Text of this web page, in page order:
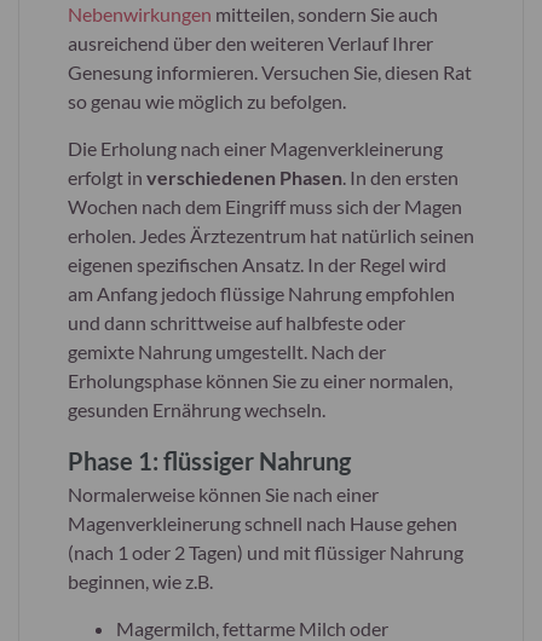
Nebenwirkungen mitteilen, sondern Sie auch
ausreichend über den weiteren Verlauf Ihrer
Genesung informieren. Versuchen Sie, diesen Rat
so genau wie möglich zu befolgen.
Die Erholung nach einer Magenverkleinerung
erfolgt in verschiedenen Phasen . In den ersten
Wochen nach dem Eingriff muss sich der Magen
erholen. Jedes Ärztezentrum hat natürlich seinen
eigenen spezifischen Ansatz. In der Regel wird
am Anfang jedoch flüssige Nahrung empfohlen
und dann schrittweise auf halbfeste oder
gemixte Nahrung umgestellt. Nach der
Erholungsphase können Sie zu einer normalen,
gesunden Ernährung wechseln.
Phase 1 : flüssiger Nahrung
Normalerweise können Sie nach einer
Magenverkleinerung schnell nach Hause gehen
(nach 1 oder 2 Tagen) und mit flüssiger Nahrung
beginnen, wie z.B.
Magermilch, fettarme Milch oder